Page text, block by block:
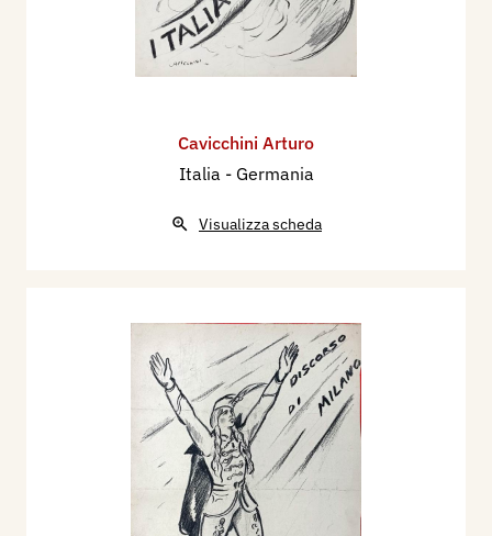
Cavicchini Arturo
Italia - Germania
Visualizza scheda